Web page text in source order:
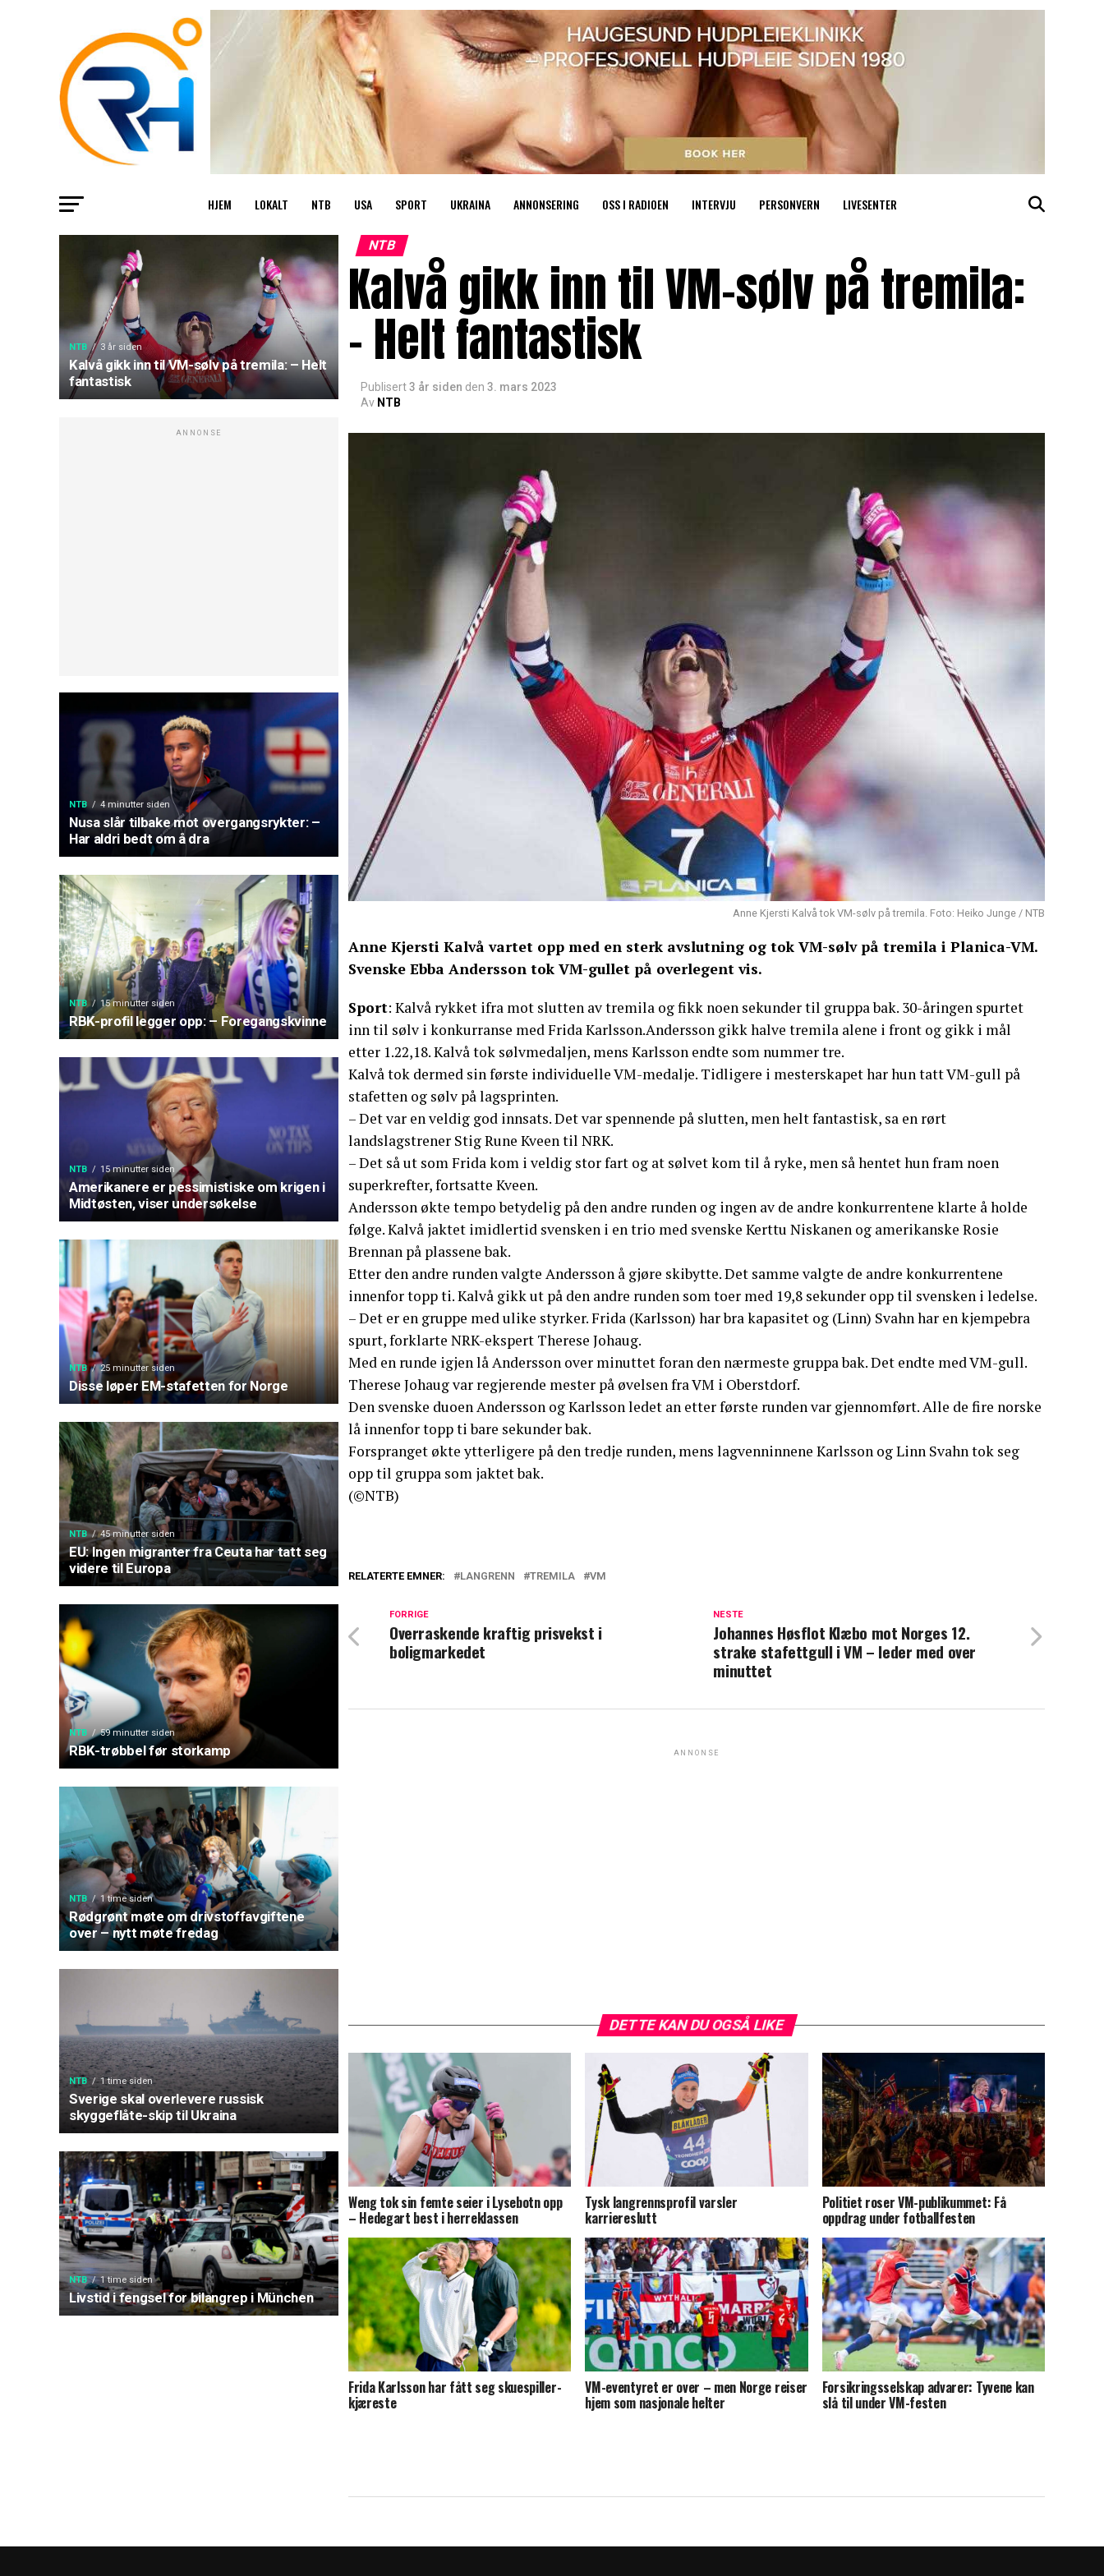
HJEM LOKALT NTB USA SPORT UKRAINA ANNONSERING OSS I RADIOEN INTERVJU PERSONVERN LIVESENTER
NTB 3 år siden
Kalvå gikk inn til VM-sølv på tremila: – Helt
fantastisk
ANNONSE
NTB 4 minutter siden
Nusa slår tilbake mot overgangsrykter: –
Har aldri bedt om å dra
NTB 15 minutter siden
RBK-profil legger opp: – Foregangskvinne
NTB 15 minutter siden
Amerikanere er pessimistiske om krigen i
Midtøsten, viser undersøkelse
NTB 25 minutter siden
Disse løper EM-stafetten for Norge
NTB 45 minutter siden
EU: Ingen migranter fra Ceuta har tatt seg
videre til Europa
NTB 59 minutter siden
RBK-trøbbel før storkamp
NTB 1 time siden
Rødgrønt møte om drivstoffavgiftene
over – nytt møte fredag
NTB 1 time siden
Sverige skal overlevere russisk
skyggeflåte-skip til Ukraina
NTB 1 time siden
Livstid i fengsel for bilangrep i München
NTB
Kalvå gikk inn til VM-sølv på tremila:
– Helt fantastisk
Publisert3 år siden den 3. mars 2023
Av NTB
Anne Kjersti Kalvå tok VM-sølv på tremila. Foto: Heiko Junge / NTB
Anne Kjersti Kalvå vartet opp med en sterk avslutning og tok VM-sølv på tremila i Planica-VM.
Svenske Ebba Andersson tok VM-gullet på overlegent vis.
Sport: Kalvå rykket ifra mot slutten av tremila og fikk noen sekunder til gruppa bak. 30-åringen spurtet
inn til sølv i konkurranse med Frida Karlsson.Andersson gikk halve tremila alene i front og gikk i mål
etter 1.22,18. Kalvå tok sølvmedaljen, mens Karlsson endte som nummer tre.
Kalvå tok dermed sin første individuelle VM-medalje. Tidligere i mesterskapet har hun tatt VM-gull på
stafetten og sølv på lagsprinten.
– Det var en veldig god innsats. Det var spennende på slutten, men helt fantastisk, sa en rørt
landslagstrener Stig Rune Kveen til NRK.
– Det så ut som Frida kom i veldig stor fart og at sølvet kom til å ryke, men så hentet hun fram noen
superkrefter, fortsatte Kveen.
Andersson økte tempo betydelig på den andre runden og ingen av de andre konkurrentene klarte å holde
følge. Kalvå jaktet imidlertid svensken i en trio med svenske Kerttu Niskanen og amerikanske Rosie
Brennan på plassene bak.
Etter den andre runden valgte Andersson å gjøre skibytte. Det samme valgte de andre konkurrentene
innenfor topp ti. Kalvå gikk ut på den andre runden som toer med 19,8 sekunder opp til svensken i ledelse.
– Det er en gruppe med ulike styrker. Frida (Karlsson) har bra kapasitet og (Linn) Svahn har en kjempebra
spurt, forklarte NRK-ekspert Therese Johaug.
Med en runde igjen lå Andersson over minuttet foran den nærmeste gruppa bak. Det endte med VM-gull.
Therese Johaug var regjerende mester på øvelsen fra VM i Oberstdorf.
Den svenske duoen Andersson og Karlsson ledet an etter første runden var gjennomført. Alle de fire norske
lå innenfor topp ti bare sekunder bak.
Forspranget økte ytterligere på den tredje runden, mens lagvenninnene Karlsson og Linn Svahn tok seg
opp til gruppa som jaktet bak.
(©NTB)
RELATERTE EMNER: LANGRENN TREMILA VM
NESTE
Johannes Høsflot Klæbo mot Norges 12.
strake stafettgull i VM – leder med over
minuttet
FORRIGE
Overraskende kraftig prisvekst i
boligmarkedet
ANNONSE
DETTE KAN DU OGSÅ LIKE
Weng tok sin femte seier i Lysebotn opp
– Hedegart best i herreklassen
Tysk langrennsprofil varsler
karriereslutt
Politiet roser VM-publikummet: Få
oppdrag under fotballfesten
Frida Karlsson har fått seg skuespiller-
kjæreste
VM-eventyret er over – men Norge reiser
hjem som nasjonale helter
Forsikringsselskap advarer: Tyvene kan
slå til under VM-festen